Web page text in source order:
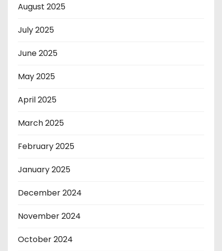
August 2025
July 2025
June 2025
May 2025
April 2025
March 2025
February 2025
January 2025
December 2024
November 2024
October 2024